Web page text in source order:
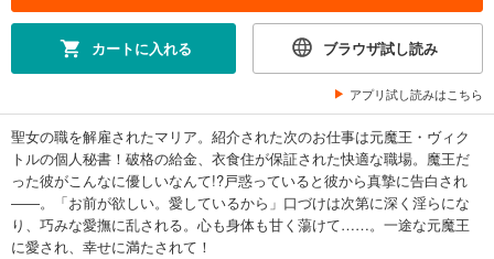
カートに入れる ブラウザ試し読み
アプリ試し読みはこちら
聖女の職を解雇されたマリア。紹介された次のお仕事は元魔王・ヴィク
トルの個人秘書！破格の給金、衣食住が保証された快適な職場。魔王だ
った彼がこんなに優しいなんて!?戸惑っていると彼から真摯に告白され
――。「お前が欲しい。愛しているから」口づけは次第に深く淫らにな
り、巧みな愛撫に乱される。心も身体も甘く蕩けて……。一途な元魔王
に愛され、幸せに満たされて！